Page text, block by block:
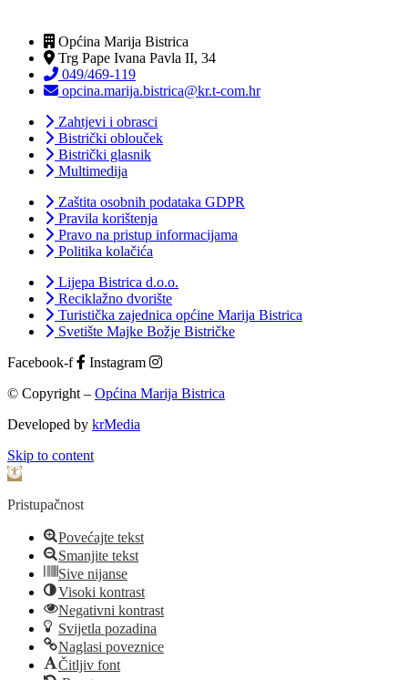
Općina Marija Bistrica
Trg Pape Ivana Pavla II, 34
049/469-119
opcina.marija.bistrica@kr.t-com.hr
Zahtjevi i obrasci
Bistrički oblouček
Bistrički glasnik
Multimedija
Zaštita osobnih podataka GDPR
Pravila korištenja
Pravo na pristup informacijama
Politika kolačića
Lijepa Bistrica d.o.o.
Reciklažno dvorište
Turistička zajednica općine Marija Bistrica
Svetište Majke Božje Bistričke
Facebook-f
Instagram
© Copyright – Općina Marija Bistrica
Developed by krMedia
Skip to content
Open toolbar
Pristupačnost
Povećajte tekst
Smanjite tekst
Sive nijanse
Visoki kontrast
Negativni kontrast
Svijetla pozadina
Naglasi poveznice
Čitljiv font